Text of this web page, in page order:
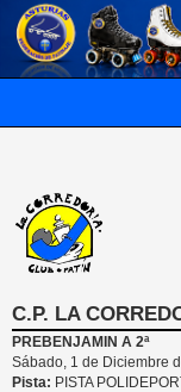
C.P. LA
PREBENJAMIN A 2ª
Sábado, 1 de Diciembre
Pista: PISTA